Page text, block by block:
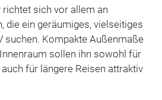
richtet sich vor allem an
die ein geräumiges, vielseitiges
suchen. Kompakte Außenmaße
sollen ihn sowohl für
für längere Reisen attraktiv